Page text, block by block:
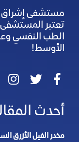
مستشفى إشراق
الطب النفسي
الأوسط!
أحدث